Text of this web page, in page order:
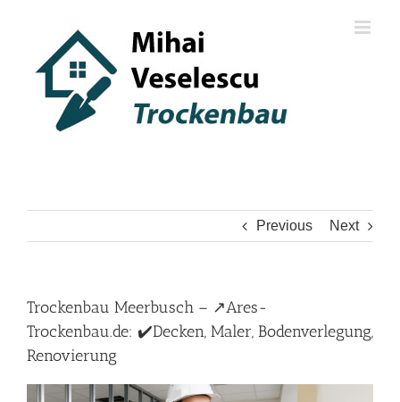
Previous Next
Trockenbau Meerbusch – ↗️Ares-
Trockenbau.de: ✔️Decken, Maler, Bodenverlegung,
Renovierung